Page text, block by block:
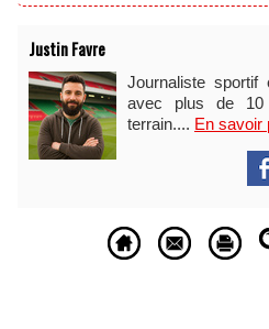
Justin Favre
Journaliste sportif
avec plus de 10
terrain.... En savoir